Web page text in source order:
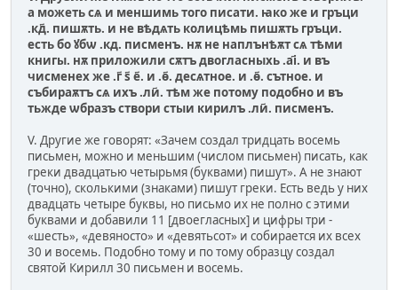
а можеть сѧ и меншимь того писати. ꙗко же и гръци
.кд҃. пишѫть. и не вѣдѧть колицѣмь пишѫть гръци.
есть бо ꙋбѡ .кд. писменъ. нѫ не наплънѣѫт сѧ тѣми
книгы. нѫ приложили сѫтъ двогласныхь .аi҃. и въ
чисменех же .г҃ s҃ е҃. и .ѳ҃. десѧтное. и .ѳ҃. сътное. и
събираѫтъ сѧ ихъ .ли҃. тѣм же потому подобно и въ
тьжде ѡбразъ створи стыи кирилъ .ли҃. писменъ.
V. Другие же говорят: «Зачем создал тридцать восемь
письмен, можно и меньшим (числом письмен) писать, как
греки двадцатью четырьмя (буквами) пишут». А не знают
(точно), сколькими (знаками) пишут греки. Есть ведь у них
двадцать четыре буквы, но письмо их не полно с этими
буквами и добавили 11 [двоегласных] и цифры три -
«шесть», «девяносто» и «девятьсот» и собирается их всех
30 и восемь. Подобно тому и по тому образцу создал
святой Кирилл 30 письмен и восемь.